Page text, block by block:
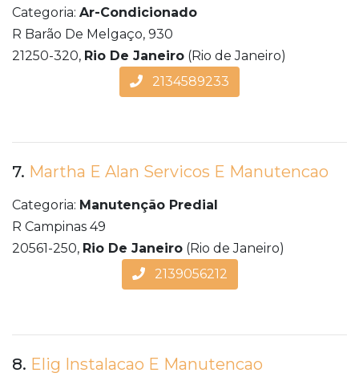
Categoria: Ar-Condicionado
R Barão De Melgaço, 930
21250-320, Rio De Janeiro (Rio de Janeiro)
2134589233
7. Martha E Alan Servicos E Manutencao
Categoria: Manutenção Predial
R Campinas 49
20561-250, Rio De Janeiro (Rio de Janeiro)
2139056212
8. Elig Instalacao E Manutencao